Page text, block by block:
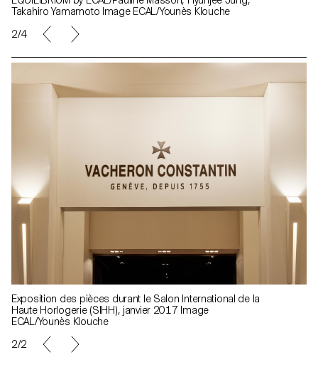
Takahiro Yamamoto Image ECAL/Younès Klouche
2/4
Exposition des pièces durant le Salon International de la
Haute Horlogerie (SIHH), janvier 2017 Image
ECAL/Younès Klouche
2/2